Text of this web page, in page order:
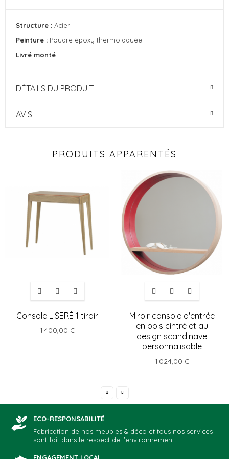
Structure : Acier
Peinture : Poudre époxy thermolaquée
Livré monté
DÉTAILS DU PRODUIT
AVIS
PRODUITS APPARENTÉS
Console LISERÉ 1 tiroir
1 400,00 €
Miroir console d'entrée
en bois cintré et au
design scandinave
personnalisable
1 024,00 €
ECO-RESPONSABILITÉ
Fabrication de nos meubles & déco et tous nos services
sont fait dans le respect de l'environnement
ENGAGEMENT LOCAL